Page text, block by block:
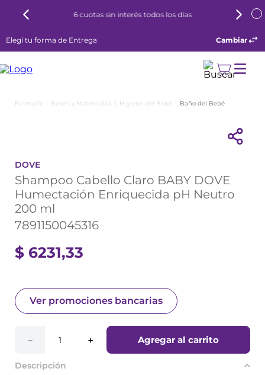
6 cuotas sin interés todos los días
Elegí tu forma de Entrega Cambiar
Bebés y Maternidad Higiene del Bebé Baño del Bebé
DOVE
Shampoo Cabello Claro BABY DOVE
Humectación Enriquecida pH Neutro
200 ml
7891150045316
$ 6231,33
Ver promociones bancarias
＋
－ Agregar al carrito
Descripción